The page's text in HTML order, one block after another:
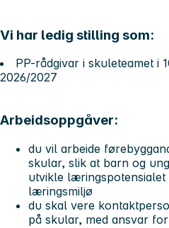
Vi har ledig stilling som:
PP-rådgivar i skuleteamet i
2026/2027
Arbeidsoppgåver:
du vil arbeide
skular, slik at barn og
utvikle læringspotensialet
læringsmiljø
du skal vere
på skular, med ansvar